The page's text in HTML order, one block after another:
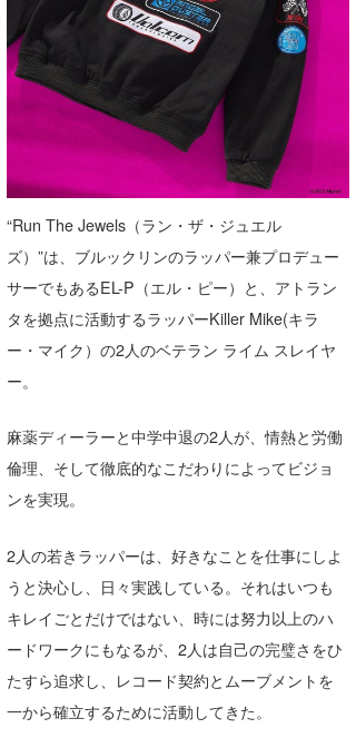
“Run The Jewels（ラン・ザ・ジュエル
ズ）”は、ブルックリンのラッパー兼プロデュー
サーでもあるEL-P（エル・ピー）と、アトラン
タを拠点に活動するラッパーKiller Mike(キラ
ー・マイク）の2人のベテラン ライム スレイヤ
ー。
麻薬ディーラーと中学中退の2人が、情熱と労働
倫理、そして徹底的なこだわりによってビジョ
ンを実現。
2人の若きラッパーは、好きなことを仕事にしよ
うと決心し、日々実践している。それはいつも
キレイごとだけではない、時には努力以上のハ
ードワークにもなるが、2人は自己の完璧さをひ
たすら追求し、レコード契約とムーブメントを
一から確立するために活動してきた。
CBA Films
熊谷素子
植村未来
NOBUFUKU
喜納海人
ECE
G◎Da
KID
KOBU
KY
MIN
OYZ
S.K
VAGY
waka☆=
YUKI☆
たっちー